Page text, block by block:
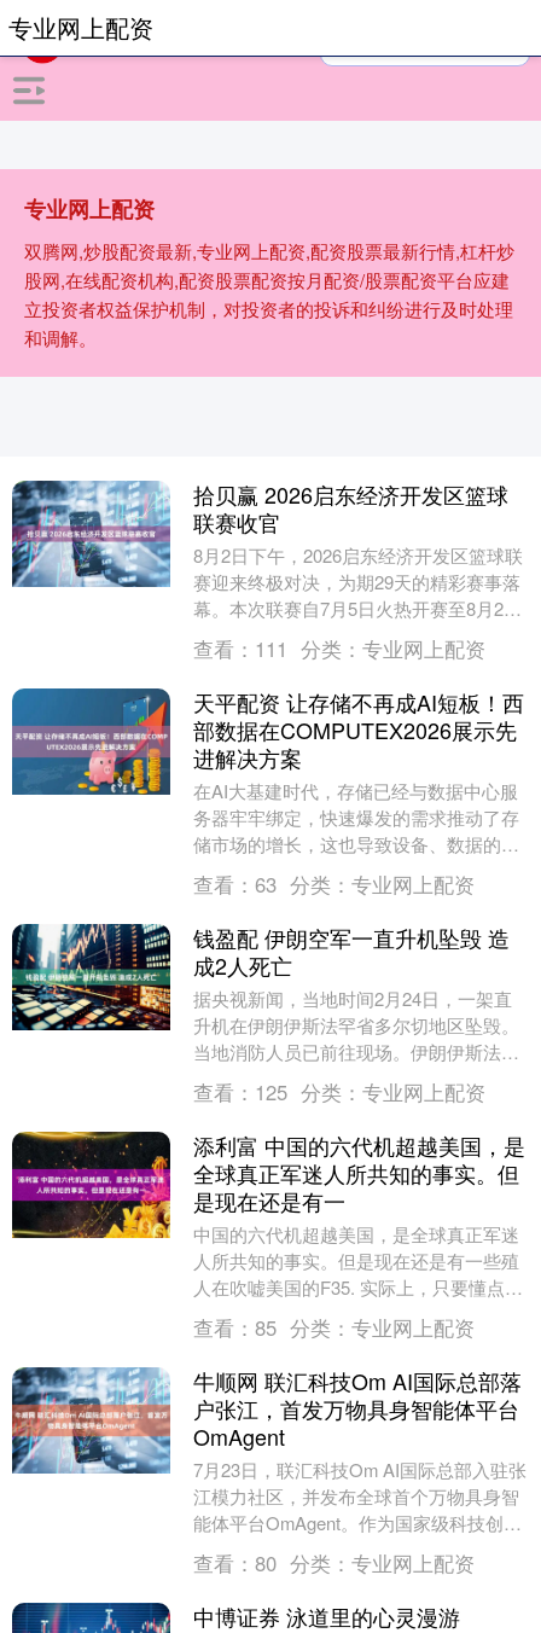
专业网上配资
双腾网,炒股配资最新,专业网上配资,配资股票最新行情,杠杆炒
股网,在线配资机构,配资股票配资按月配资/股票配资平台应建
立投资者权益保护机制，对投资者的投诉和纠纷进行及时处理
和调解。
专业网上配资
拾贝赢 2026启东经济开发区篮球
联赛收官
8月2日下午，2026启东经济开发区篮球联
赛迎来终极对决，为期29天的精彩赛事落
幕。本次联赛自7月5日火热开赛至8月2日
收官，集结开发区部门、企业组建的8支代
表....
查看： 111 分类： 专业网上配资
天平配资 让存储不再成AI短板！西
部数据在COMPUTEX2026展示先
进解决方案
在AI大基建时代，存储已经与数据中心服
务器牢牢绑定，快速爆发的需求推动了存
储市场的增长，这也导致设备、数据的管
理难度不断上升。 大家都意识到，AI基础
设施已经不....
查看： 63 分类： 专业网上配资
钱盈配 伊朗空军一直升机坠毁 造
成2人死亡
据央视新闻，当地时间2月24日，一架直
升机在伊朗伊斯法罕省多尔切地区坠毁。
当地消防人员已前往现场。伊朗伊斯法罕
省危机管理总局表示，该架隶属于伊朗空
军的直升机系技....
查看： 125 分类： 专业网上配资
添利富 中国的六代机超越美国，是
全球真正军迷人所共知的事实。但
是现在还是有一
中国的六代机超越美国，是全球真正军迷
人所共知的事实。但是现在还是有一些殖
人在吹嘘美国的F35. 实际上，只要懂点科
技的人，此后也不会再盲目崇拜美国的军
事力量。 ....
查看： 85 分类： 专业网上配资
牛顺网 联汇科技Om AI国际总部落
户张江，首发万物具身智能体平台
OmAgent
7月23日，联汇科技Om AI国际总部入驻张
江模力社区，并发布全球首个万物具身智
能体平台OmAgent。作为国家级科技创新
枢纽，张江汇聚了AI行业顶尖研发机构
与....
查看： 80 分类： 专业网上配资
中博证券 泳道里的心灵漫游